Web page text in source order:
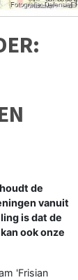
de
vanuit
is dat de
ook onze
'Frisian